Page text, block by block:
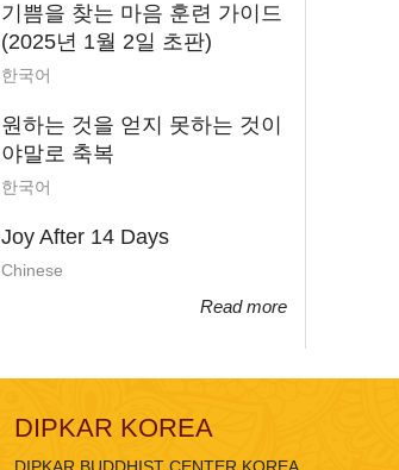
기쁨을 찾는 마음 훈련 가이드
(2025년 1월 2일 초판)
한국어
원하는 것을 얻지 못하는 것이
야말로 축복
한국어
Joy After 14 Days
Chinese
Read more
DIPKAR KOREA